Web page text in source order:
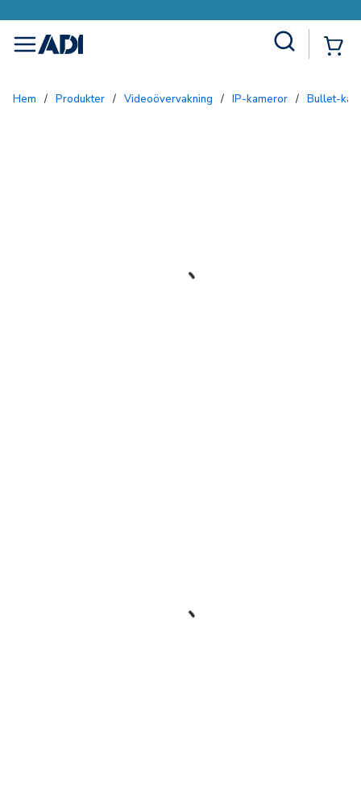
menu
Hem / Produkter / Videoövervakning / IP-kameror / Bullet-